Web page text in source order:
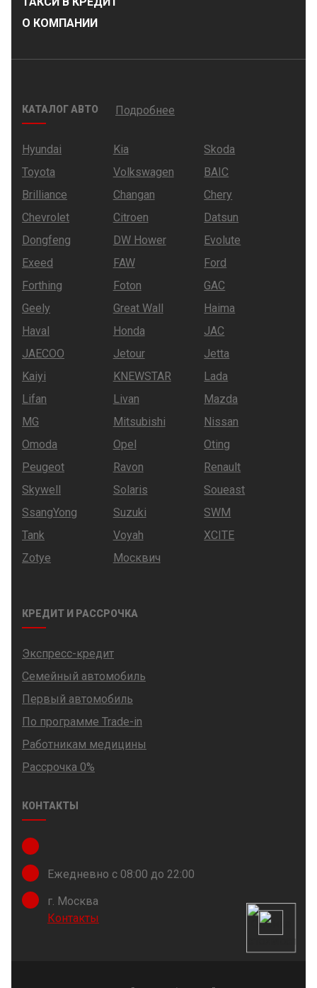
О КОМПАНИИ
КАТАЛОГ АВТО Подробнее
Hyundai Kia
Skoda
Toyota
Volkswagen
BAIC
Brilliance
Changan
Chery
Chevrolet
Citroen
Datsun
Dongfeng
DW Hower
Evolute
Exeed
FAW
Ford
Forthing
Foton
GAC
Geely
Great Wall
Haima
Haval
Honda
JAC
JAECOO
Jetour
Jetta
Kaiyi
KNEWSTAR
Lada
Lifan
Livan
Mazda
MG
Mitsubishi
Nissan
Omoda
Opel
Oting
Peugeot
Ravon
Renault
Skywell
Solaris
Soueast
SsangYong
Suzuki
SWM
Tank
Voyah
XCITE
Zotye
Москвич
КРЕДИТ И РАССРОЧКА
Экспресс-кредит
Семейный автомобиль
Первый автомобиль
По программе Trade-in
Работникам медицины
Рассрочка 0%
КОНТАКТЫ
Ежедневно с 08:00 до 22:00
г. Москва
Контакты